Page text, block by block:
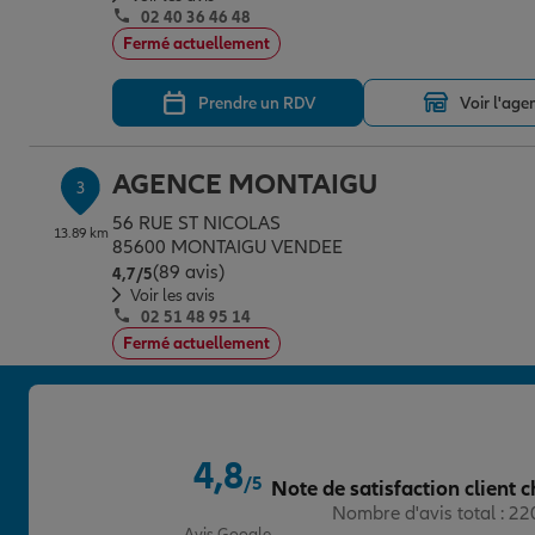
02 40 36 46 48
Fermé actuellement
Prendre un RDV Voir
3
13.89 km
AGENCE MONTAIGU
56 RUE ST NICOLAS
85600 MONTAIGU VENDEE
4,7/5Note de 4.7 sur 5
(89 avis)
Voir les avis
02 51 48 95 14
Fermé actuellement
AGENCE VERTOU
40 BIS RUE HENRI DELAHAYE
4,8/5 Note de satisfaction client
Nombre d'avis total :